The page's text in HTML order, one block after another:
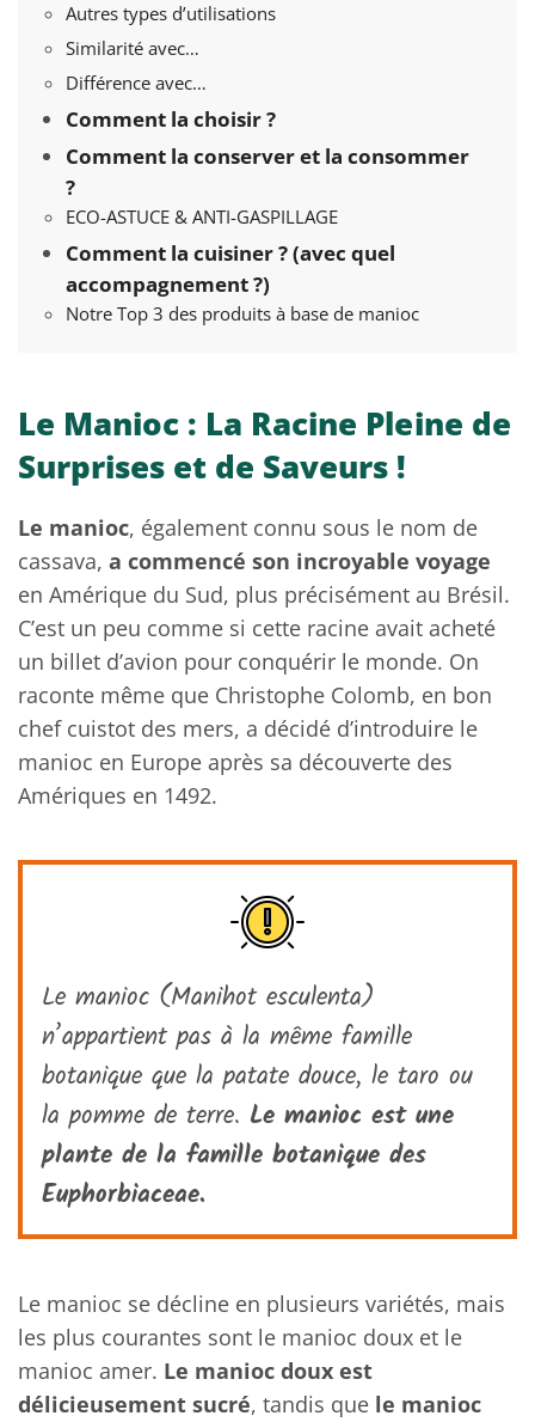
Autres types d’utilisations
Similarité avec…
Différence avec…
Comment la choisir ?
Comment la conserver et la consommer
?
ECO-ASTUCE & ANTI-GASPILLAGE
Comment la cuisiner ? (avec quel
accompagnement ?)
Notre Top 3 des produits à base de manioc
Le Manioc : La Racine Pleine de
Surprises et de Saveurs !
Le manioc, également connu sous le nom de
cassava, a commencé son incroyable voyage
en Amérique du Sud, plus précisément au Brésil.
C’est un peu comme si cette racine avait acheté
un billet d’avion pour conquérir le monde. On
raconte même que Christophe Colomb, en bon
chef cuistot des mers, a décidé d’introduire le
manioc en Europe après sa découverte des
Amériques en 1492.
Le manioc (Manihot esculenta)
n’appartient pas à la même famille
botanique que la patate douce, le taro ou
la pomme de terre. Le manioc est une
plante de la famille botanique des
Euphorbiaceae.
Le manioc se décline en plusieurs variétés, mais
les plus courantes sont le manioc doux et le
manioc amer. Le manioc doux est
délicieusement sucré, tandis que le manioc